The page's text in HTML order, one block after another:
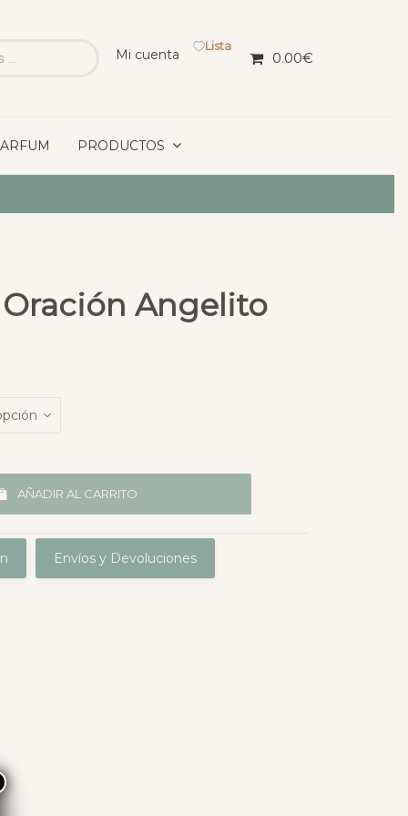
Mi cuenta
Lista
0.00€
PRODUCTOS
Angelito
AÑADIR AL CARRITO
Envíos y Devoluciones